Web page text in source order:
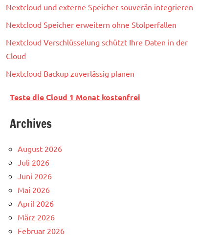
Nextcloud und externe Speicher souverän integrieren
Nextcloud Speicher erweitern ohne Stolperfallen
Nextcloud Verschlüsselung schützt Ihre Daten in der
Cloud
Nextcloud Backup zuverlässig planen
Teste die Cloud 1 Monat kostenfrei
Archives
August 2026
Juli 2026
Juni 2026
Mai 2026
April 2026
März 2026
Februar 2026